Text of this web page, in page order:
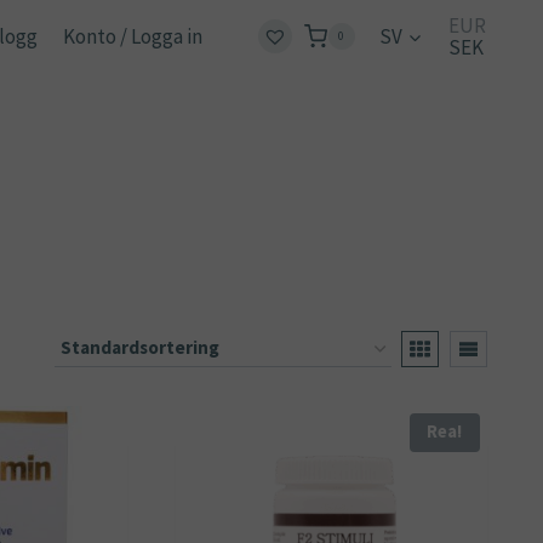
Konto / Logga in 0 SV
EUR
SEK
Rea!